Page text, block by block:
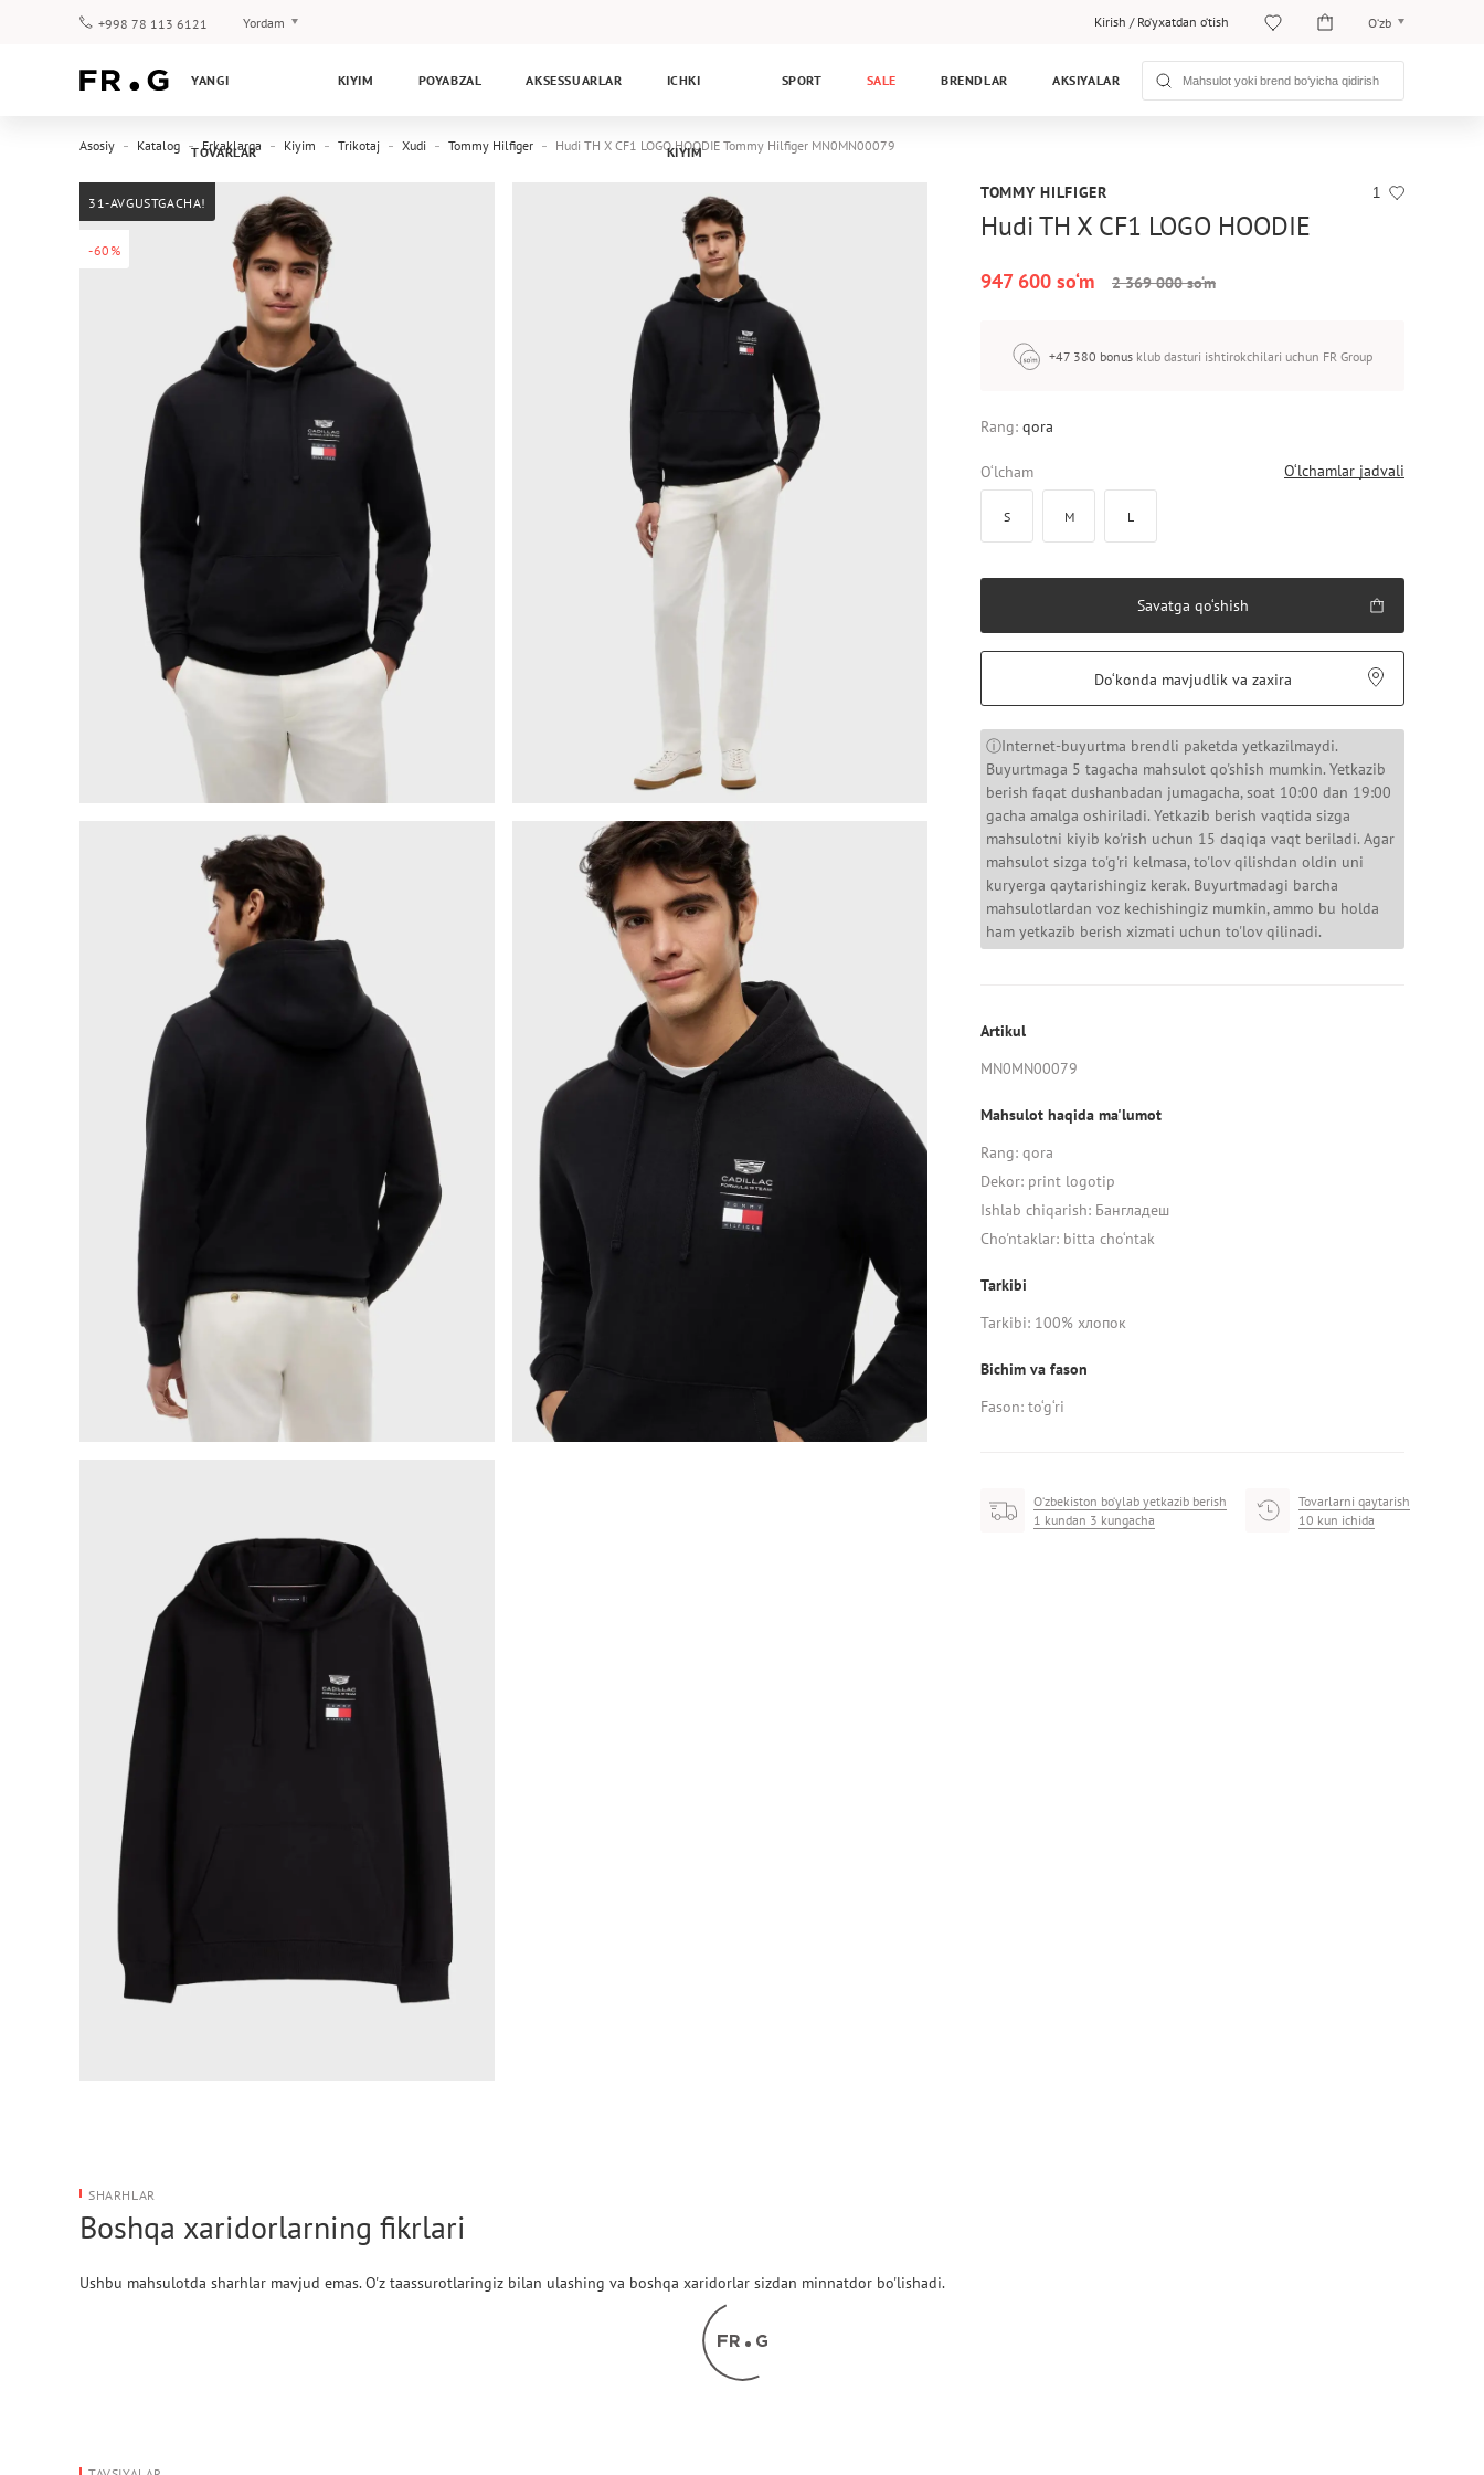
+998 78 113 6121 Yordam
Kafolat
Kirish / Ro‘yxatdan o‘tish O‘zb
Рус
YANGI
TOVARLAR
KIYIM POYABZAL AKSESSUARLAR ICHKI
KIYIM
SPORT SALE BRENDLAR AKSIYALAR
Asosiy Katalog Erkaklarga Kiyim Trikotaj Xudi Tommy Hilfiger Hudi TH X CF1 LOGO HOODIE Tommy Hilfiger MN0MN00079
-60%
31-AVGUSTGACHA!
1
TOMMY HILFIGER
Hudi TH X CF1 LOGO HOODIE
947 600 so‘m 2 369 000 so‘m
+47 380 bonus klub dasturi ishtirokchilari uchun FR Group
Rang: qora
O‘lcham O‘lchamlar jadvali
S M L
Savatga qo‘shish
Do‘konda mavjudlik va zaxira
ⓘInternet-buyurtma brendli paketda yetkazilmaydi.
Buyurtmaga 5 tagacha mahsulot qo'shish mumkin. Yetkazib
berish faqat dushanbadan jumagacha, soat 10:00 dan 19:00
gacha amalga oshiriladi. Yetkazib berish vaqtida sizga
mahsulotni kiyib ko'rish uchun 15 daqiqa vaqt beriladi. Agar
mahsulot sizga to'g'ri kelmasa, to'lov qilishdan oldin uni
kuryerga qaytarishingiz kerak. Buyurtmadagi barcha
mahsulotlardan voz kechishingiz mumkin, ammo bu holda
ham yetkazib berish xizmati uchun to'lov qilinadi.
Artikul
MN0MN00079
Mahsulot haqida ma'lumot
Rang: qora
Dekor: print logotip
Ishlab chiqarish: Бангладеш
Cho'ntaklar: bitta cho‘ntak
Tarkibi
Tarkibi: 100% хлопок
Bichim va fason
Fason: to‘g‘ri
O‘zbekiston bo‘ylab yetkazib berish
1 kundan 3 kungacha
Tovarlarni qaytarish
10 kun ichida
SHARHLAR
Boshqa xaridorlarning fikrlari
Ushbu mahsulotda sharhlar mavjud emas. O'z taassurotlaringiz bilan ulashing va boshqa xaridorlar sizdan minnatdor bo'lishadi.